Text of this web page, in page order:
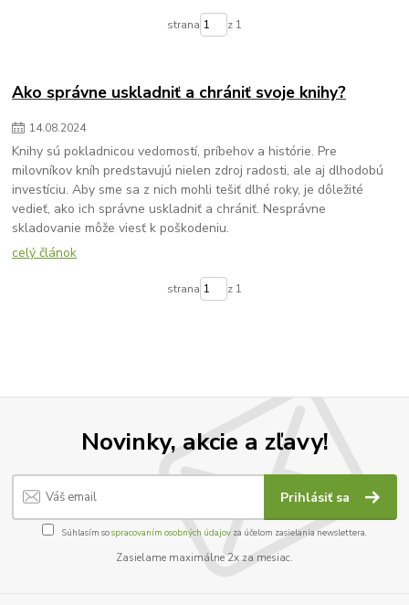
strana z 1
Ako správne uskladniť a chrániť svoje knihy?
14.08.2024
Knihy sú pokladnicou vedomostí, príbehov a histórie. Pre
milovníkov kníh predstavujú nielen zdroj radosti, ale aj dlhodobú
investíciu. Aby sme sa z nich mohli tešiť dlhé roky, je dôležité
vedieť, ako ich správne uskladniť a chrániť. Nesprávne
skladovanie môže viesť k poškodeniu.
celý článok
strana z 1
Novinky, akcie a zľavy!
Prihlásiť sa
Súhlasím sospracovaním osobných údajov za účelom zasielania newslettera.
Zasielame maximálne 2x za mesiac.